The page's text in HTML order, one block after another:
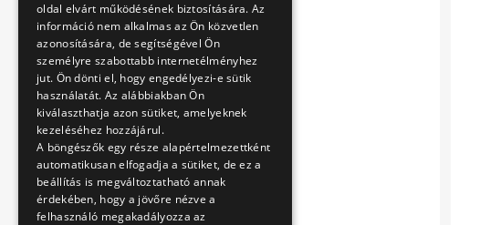
oldal elvárt működésének biztosítására. Az
információ nem alkalmas az Ön közvetlen
azonosítására, de segítségével Ön
személyre szabottabb internetélményhez
jut. Ön dönti el, hogy engedélyezi-e sütik
használatát. Az alábbiakban Ön
kiválaszthatja azon sütiket, amelyeknek
kezeléséhez hozzájárul.
A böngészők egy része alapértelmezettként
automatikusan elfogadja a sütiket, de ez a
beállítás is megváltoztatható annak
érdekében, hogy a jövőre nézve a
felhasználó megakadályozza az